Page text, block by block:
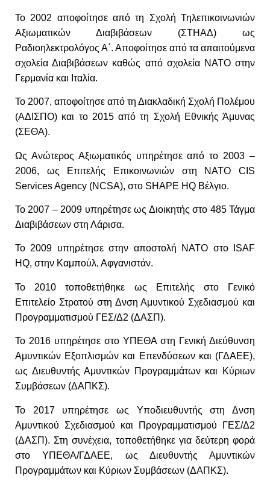
Το 2002 αποφοίτησε από τη Σχολή Τηλεπικοινωνιών
Αξιωματικών Διαβιβάσεων (ΣΤΗΑΔ) ως
Ραδιοηλεκτρολόγος Α΄. Αποφοίτησε από τα απαιτούμενα
σχολεία Διαβιβάσεων καθώς από σχολεία ΝΑΤΟ στην
Γερμανία και Ιταλία.
Το 2007, αποφοίτησε από τη Διακλαδική Σχολή Πολέμου
(ΑΔΙΣΠΟ) και το 2015 από τη Σχολή Εθνικής Άμυνας
(ΣΕΘΑ).
Ως Ανώτερος Αξιωματικός υπηρέτησε από το 2003 –
2006, ως Επιτελής Επικοινωνιών στη NATO CIS
Services Agency (NCSA), στο SHAPE HQ Βέλγιο.
Το 2007 – 2009 υπηρέτησε ως Διοικητής στο 485 Τάγμα
Διαβιβάσεων στη Λάρισα.
Το 2009 υπηρέτησε στην αποστολή ΝΑΤΟ στο
ISAF
HQ, στην Καμπούλ, Αφγανιστάν.
Το 2010 τοποθετήθηκε ως Επιτελής στο Γενικό
Επιτελείο Στρατού στη Δνση Αμυντικού Σχεδιασμού και
Προγραμματισμού ΓΕΣ/Δ2 (ΔΑΣΠ).
Το 2016 υπηρέτησε στο ΥΠΕΘΑ στη Γενική Διεύθυνση
Αμυντικών Εξοπλισμών και Επενδύσεων και (ΓΔΑΕΕ),
ως Διευθυντής Αμυντικών Προγραμμάτων και Κύριων
Συμβάσεων (ΔΑΠΚΣ).
Το 2017 υπηρέτησε ως Υποδιευθυντής στη Δνση
Αμυντικού Σχεδιασμού και Προγραμματισμού ΓΕΣ/Δ2
(ΔΑΣΠ). Στη συνέχεια, τοποθετήθηκε για δεύτερη φορά
στο ΥΠΕΘΑ/ΓΔΑΕΕ, ως Διευθυντής Αμυντικών
Προγραμμάτων και Κύριων Συμβάσεων (ΔΑΠΚΣ).